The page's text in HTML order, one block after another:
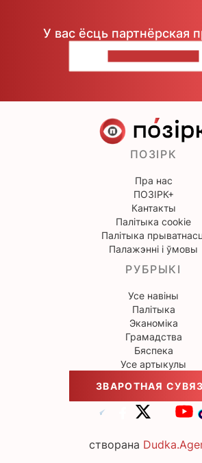
У вас ёсць партнёрская
ПОЗІРК
Пра нас
ПОЗІРК+
Кантакты
Палітыка cookie
Палітыка
Палажэнні і ўмовы
РУБРЫКІ
Усе навіны
Палітыка
Эканоміка
Грамадства
Бяспека
Усе артыкулы
ЗВАРОТНАЯ
створана